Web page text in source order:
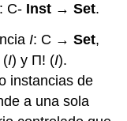
C- Inst → Set.
I: C →Set,
(I) y Π! (I).
instancias de
a una sola